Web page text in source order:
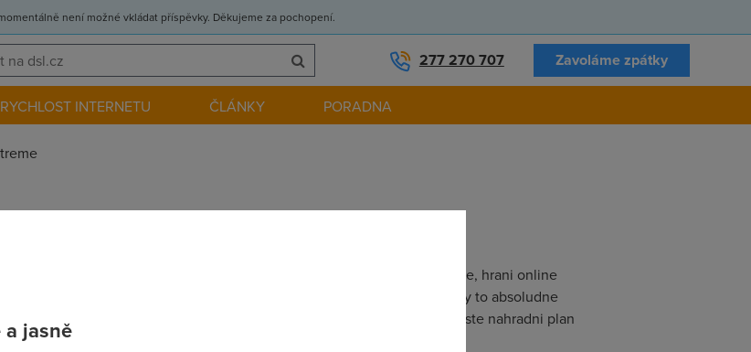
není možné vkládat příspěvky. Děkujeme za pochopení.
277 270 707 Zavoláme zpátky
RYCHLOST INTERNETU ČLÁNKY PORADNA
nazor. Presneji chci 2mbit , predpokladany trafik cca 20GB mesicne, hrani online
byt kazdodeni chleba:) Ted jsem majitelem CDMA, kolem 17-22 hodiny to absoludne
a absenci FUP se to zrejmne bude chovat dost podivne. Proto mam jeste nahradni plan
jasně